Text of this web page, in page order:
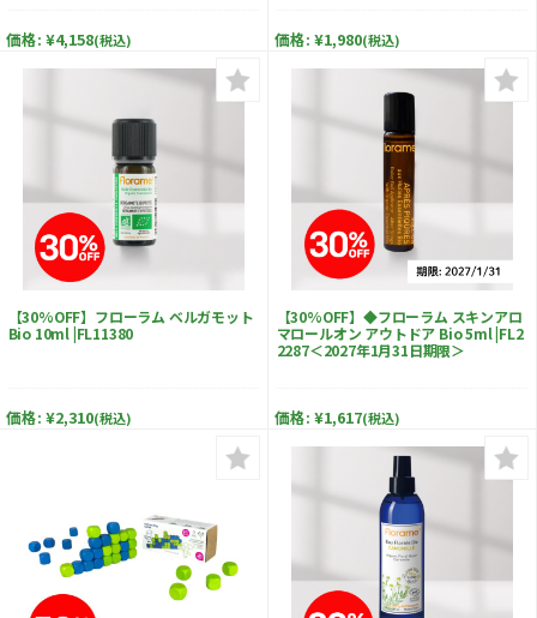
価格: ¥4,158(税込) 価格: ¥1,980(税込)
【30%OFF】フローラム ベルガモット
Bio 10ml |FL11380
価格: ¥2,310(税込)
【30%OFF】◆フローラム スキンアロ
マロールオン アウトドア Bio 5ml |FL2
2287＜2027年1月31日期限＞
価格: ¥1,617(税込)